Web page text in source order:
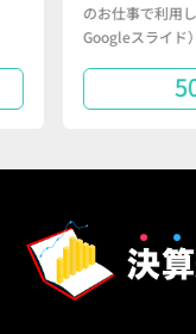
のお仕事で利用
Googleスライド